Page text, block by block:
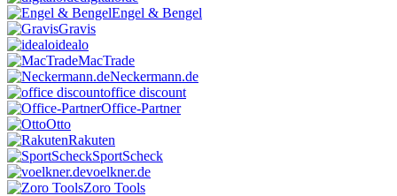
Engel & Bengel
Gravis
idealo
MacTrade
Neckermann.de
office discount
Office-Partner
Otto
Rakuten
SportScheck
voelkner.de
Zoro Tools